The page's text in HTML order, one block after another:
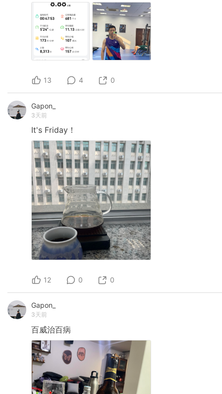
13 4 0
Gapon_
3天前
It's Friday！
12 0 0
Gapon_
3天前
百威治百病